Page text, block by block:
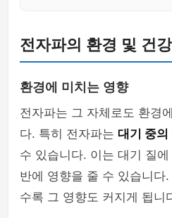
전자파의 환경 및 건
환경에 미치는 영향
전자파는 그 자체로도 환경
다. 특히 전자파는 대기 중의
수 있습니다. 이는 대기 질
반에 영향을 줄 수 있습니다
수록 그 영향도 커지게 됩니